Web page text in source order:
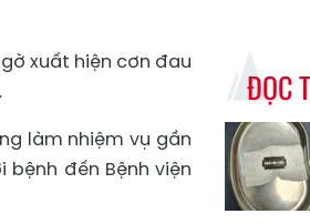
xuất hiện cơn đau
làm nhiệm vụ gần
đến Bệnh viện
ĐỌC